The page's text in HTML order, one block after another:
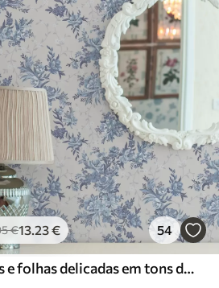
€13.23€ 54
Flores e folhas delicadas em tons de azul e azul sobre um fundo claro